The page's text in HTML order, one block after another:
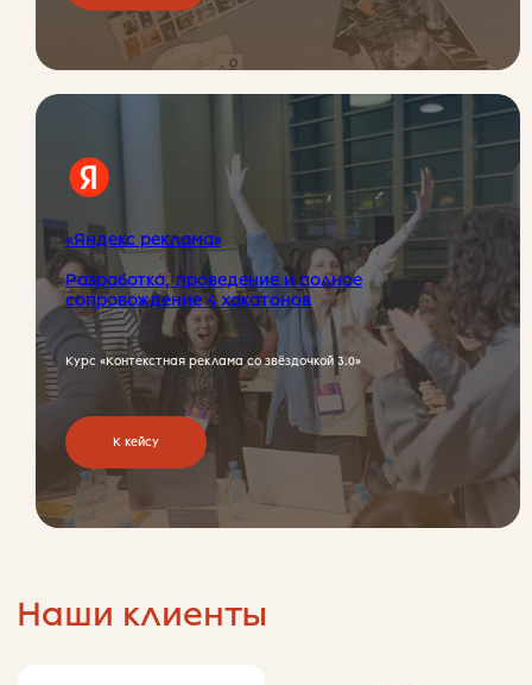
«Яндекс реклама»
Разработка, проведение и полное
сопровождение 4 хакатонов
Курс «Контекстная реклама со звёздочкой 3.0»
К кейсу
«Розетка» —
заряд для вашего бизнеса